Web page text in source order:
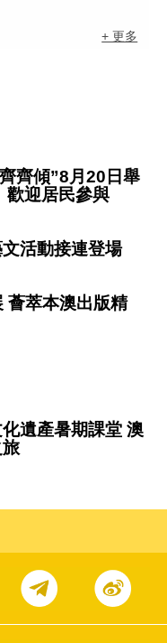
+ 更多
齊傾”8月20日舉
迎居民參與
活動接連登場
薈萃本澳出版精
遺產暑期課堂 澳